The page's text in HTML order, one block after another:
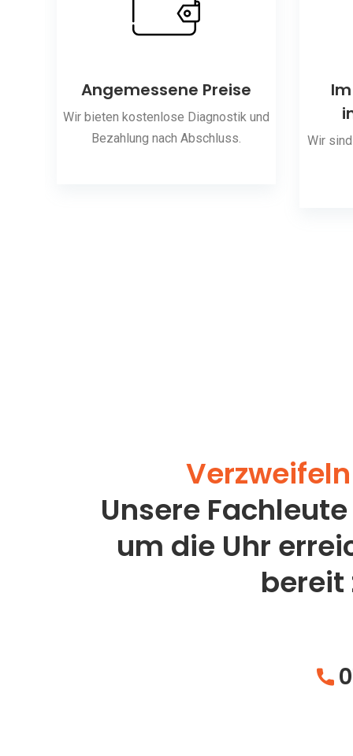
Angemessene Preise
Wir bieten kostenlose Diagnostik und
Bezahlung nach Abschluss.
Wir
Unsere
um die Uhr
bereit